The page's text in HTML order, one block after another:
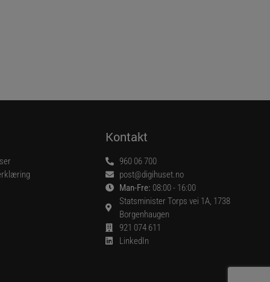
Kontakt
960 06 700
post@digihuset.no
Man-Fre: 08:00 - 16:00
Statsminister Torps vei 1A, 1738
Borgenhaugen
921 074 611
LinkedIn